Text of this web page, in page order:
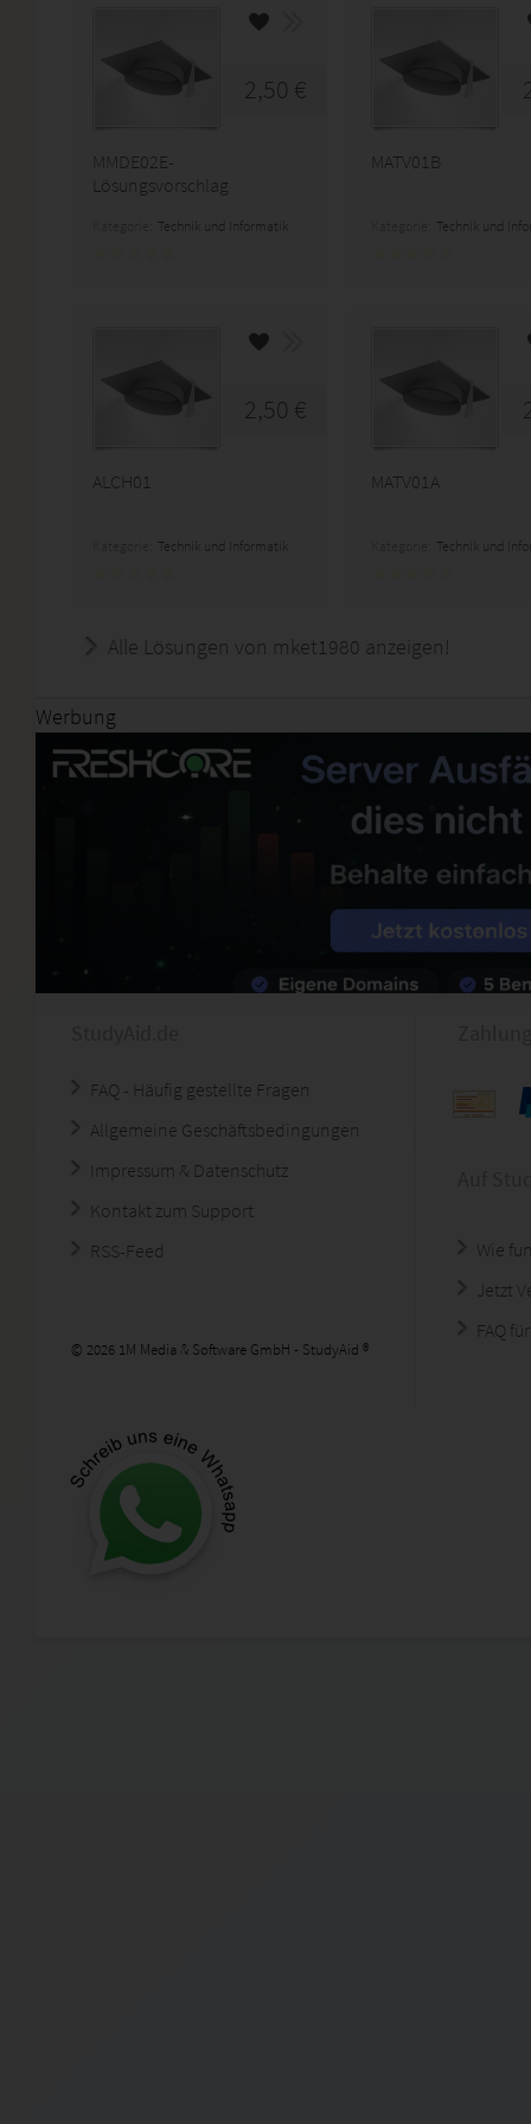
2,50 €
MMDE02E-
Lösungsvorschlag
Technik und Informatik
MATV01B
Technik und
2,50 €
ALCH01
Technik und Informatik
MATV01A
Technik und
Alle Lösungen von mket1980 anzeigen!
Werbung
FAQ - Häufig gestellte Fragen
Allgemeine Geschäftsbedingungen
Impressum & Datenschutz
Kontakt zum Support
RSS-Feed
© 2026 1M Media & Software GmbH - StudyAid ®
Wie
Jetzt
FAQ